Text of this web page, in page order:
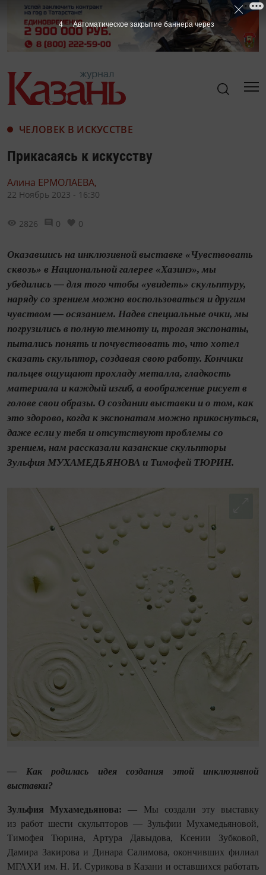
ЧЕЛОВЕК В ИСКУССТВЕ
Прикасаясь к искусству
Алина ЕРМОЛАЕВА,
22 Ноябрь 2023 - 16:30
2826 0 0
Оказавшись на инклюзивной выставке «Чувствовать
сквозь» в Национальной галерее «Хазинэ», мы
убедились — для того чтобы «увидеть» скульптуру,
наряду со зрением можно воспользоваться и другим
чувством — осязанием. Надев специальные очки, мы
погрузились в полную темноту и, трогая экспонаты,
пытались понять и почувствовать то, что хотел
сказать скульптор, создавая свою работу. Кончики
пальцев ощущают прохладу металла, гладкость
материала и каждый изгиб, а воображение рисует в
голове свои образы. О создании выставки и о том, как
это здорово, когда к экспонатам можно прикоснуться,
даже если у тебя и отсутствуют проблемы со
зрением, нам рассказали казанские скульпторы
Зульфия МУХА­МЕДЬЯНОВА и Тимофей ТЮРИН.
— Как родилась идея создания этой инклюзивной
выставки?
Зульфия Мухамедьянова:— Мы создали эту выставку
из работ шести скульпторов — Зульфии Мухамедьяновой,
Тимофея Тюрина, Артура Давыдова, Ксении Зубковой,
Дамира Закирова и Динара Салимова, окончивших филиал
МГАХИ им. Н. И. Сурикова в Казани и оставшихся работать
2 Автоматическое закрытие баннера через